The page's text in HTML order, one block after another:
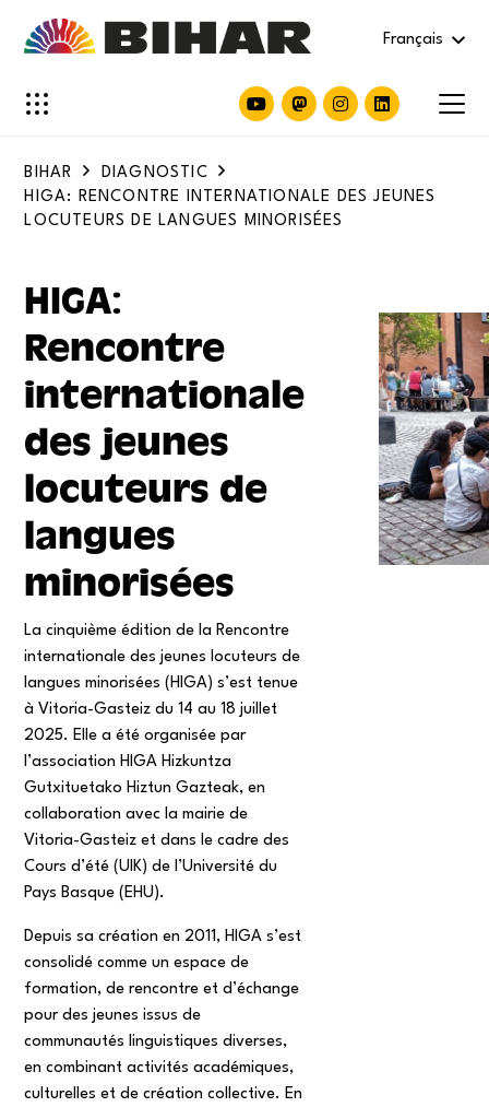
Français
BIHAR
DIAGNOSTIC
HIGA: RENCONTRE INTERNATIONALE DES JEUNES
LOCUTEURS DE LANGUES MINORISÉES
HIGA:
Rencontre
internationale
des jeunes
locuteurs de
langues
minorisées
La cinquième édition de la Rencontre
internationale des jeunes locuteurs de
langues minorisées (HIGA) s’est tenue
à Vitoria-Gasteiz du 14 au 18 juillet
2025. Elle a été organisée par
l’association HIGA Hizkuntza
Gutxituetako Hiztun Gazteak, en
collaboration avec la mairie de
Vitoria-Gasteiz et dans le cadre des
Cours d’été (UIK) de l’Université du
Pays Basque (EHU).
Depuis sa création en 2011, HIGA s’est
consolidé comme un espace de
formation, de rencontre et d’échange
pour des jeunes issus de
communautés linguistiques diverses,
en combinant activités académiques,
culturelles et de création collective. En